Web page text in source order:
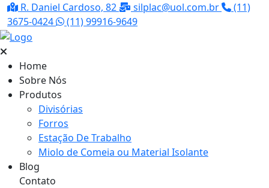
R. Daniel Cardoso, 82 silplac@uol.com.br
(11)
3675-0424
(11) 99916-9649
Home
Sobre Nós
Produtos
Divisórias
Forros
Estação De Trabalho
Miolo de Comeia ou Material Isolante
Blog
Contato